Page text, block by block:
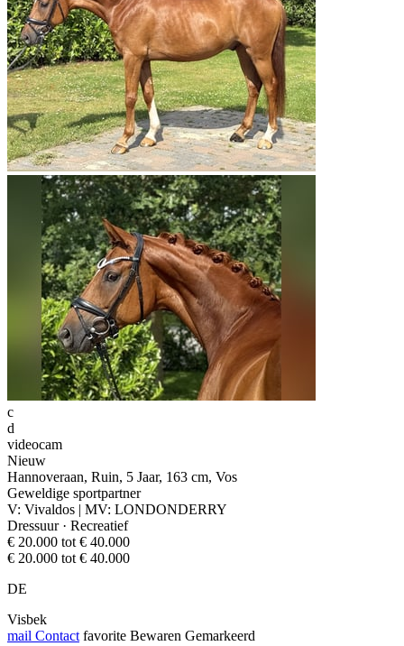
c
d
videocam
Nieuw
Hannoveraan, Ruin, 5 Jaar, 163 cm, Vos
Geweldige sportpartner
V: Vivaldos | MV: LONDONDERRY
Dressuur · Recreatief
€ 20.000 tot € 40.000
€ 20.000 tot € 40.000
DE
Visbek
mail Contact favorite Bewaren Gemarkeerd